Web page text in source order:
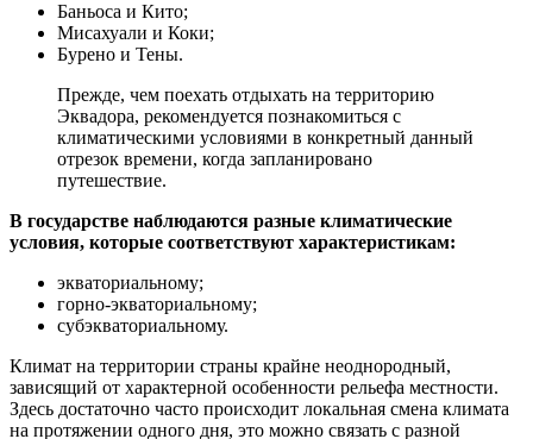
Баньоса и Кито;
Мисахуали и Коки;
Бурено и Тены.
Прежде, чем поехать отдыхать на территорию
Эквадора, рекомендуется познакомиться с
климатическими условиями в конкретный данный
отрезок времени, когда запланировано
путешествие.
В государстве наблюдаются разные климатические
условия, которые соответствуют характеристикам:
экваториальному;
горно-экваториальному;
субэкваториальному.
Климат на территории страны крайне неоднородный,
зависящий от характерной особенности рельефа местности.
Здесь достаточно часто происходит локальная смена климата
на протяжении одного дня, это можно связать с разной